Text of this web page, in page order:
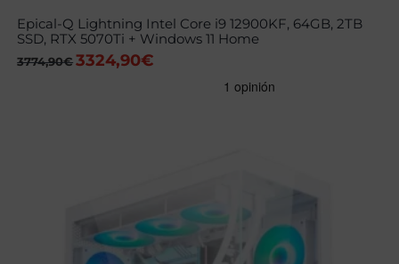
Epical-Q Lightning Intel Core i9 12900KF, 64GB, 2TB
SSD, RTX 5070Ti + Windows 11 Home
3774,90€ El
3324,90€